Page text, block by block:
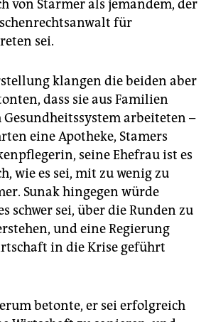
von Starmer als jemandem, der
für
sei.
klangen die beiden aber
dass sie aus Familien
arbeiteten –
eine Apotheke, Stamers
seine Ehefrau ist es
wie es sei, mit zu wenig zu
Sunak hingegen würde
schwer sei, über die Runden zu
und eine Regierung
in die Krise geführt
betonte, er sei erfolgreich